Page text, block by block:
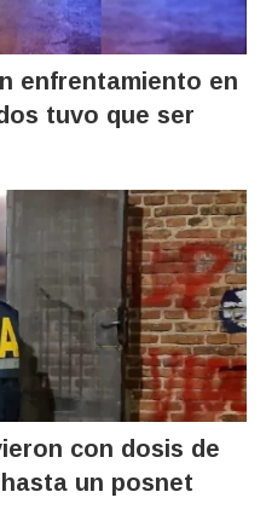
enfrentamiento en
tuvo que ser
con dosis de
un posnet